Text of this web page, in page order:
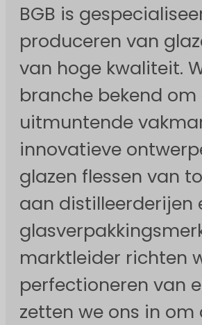
BGB is
produceren van
van hoge kwaliteit.
branche bekend om
uitmuntende
innovatieve
glazen flessen van
aan distilleerderijen
marktleider richten
perfectioneren van
zetten we ons in om